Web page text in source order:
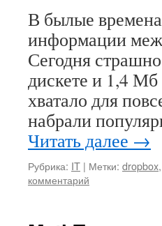
В былые
информации
Сегодня
дискете и 1,4
хватало для
набрали
Читать далее →
Рубрика: IT | Метки: dropbox,
комментарий